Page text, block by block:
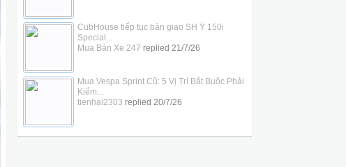
CubHouse tiếp tục bàn giao SH Ý 150i
Special...
Mua Bán Xe 247 replied 21/7/26
Mua Vespa Sprint Cũ: 5 Vị Trí Bắt Buộc Phải
Kiểm...
tienhai2303 replied 20/7/26